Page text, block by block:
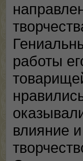
работы
влияние